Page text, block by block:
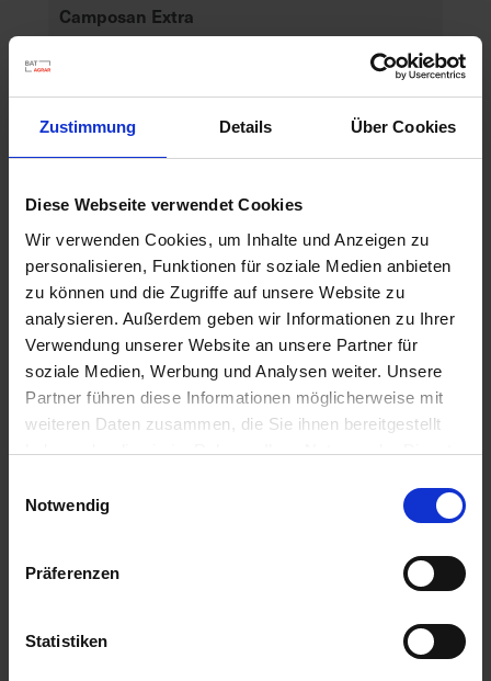
Zustimmung Details Über Cookies
Diese Webseite verwendet Cookies
Wir verwenden Cookies, um Inhalte und Anzeigen zu
personalisieren, Funktionen für soziale Medien anbieten
zu können und die Zugriffe auf unsere Website zu
analysieren. Außerdem geben wir Informationen zu Ihrer
Verwendung unserer Website an unsere Partner für
soziale Medien, Werbung und Analysen weiter. Unsere
Partner führen diese Informationen möglicherweise mit
weiteren Daten zusammen, die Sie ihnen bereitgestellt
haben oder die sie im Rahmen Ihrer Nutzung der Dienste
Notwendig
Präferenzen
Statistiken
Camposan Extra
Ähnliche Produkte
Z.SU Erling Hybridroggen / MP